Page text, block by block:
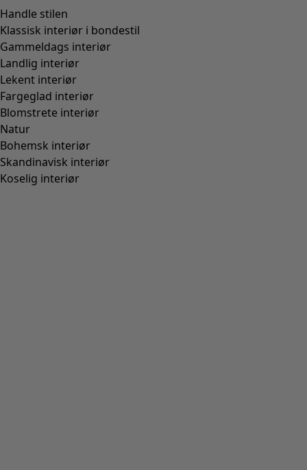
Handle stilen
Klassisk interiør i bondestil
Gammeldags interiør
Landlig interiør
Lekent interiør
Fargeglad interiør
Blomstrete interiør
Natur
Bohemsk interiør
Skandinavisk interiør
Koselig interiør